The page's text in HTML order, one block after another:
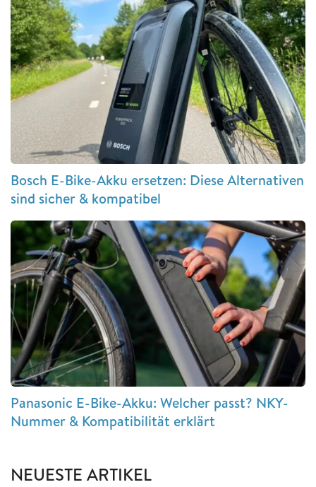
Bosch E-Bike-Akku ersetzen: Diese Alternativen
sind sicher & kompatibel
Panasonic E-Bike-Akku: Welcher passt? NKY-
Nummer & Kompatibilität erklärt
NEUESTE ARTIKEL